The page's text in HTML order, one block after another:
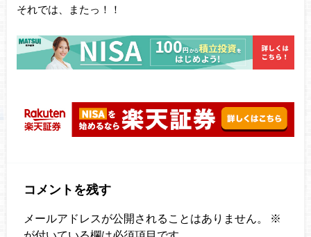
それでは、またっ！！
コメントを残す
メールアドレスが公開されることはありません。
※